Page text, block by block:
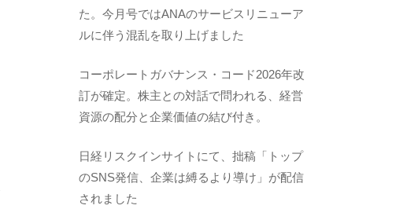
た。今月号ではANAのサービスリニューア
ルに伴う混乱を取り上げました
コーポレートガバナンス・コード2026年改
訂が確定。株主との対話で問われる、経営
資源の配分と企業価値の結び付き。
日経リスクインサイトにて、拙稿「トップ
のSNS発信、企業は縛るより導け」が配信
されました